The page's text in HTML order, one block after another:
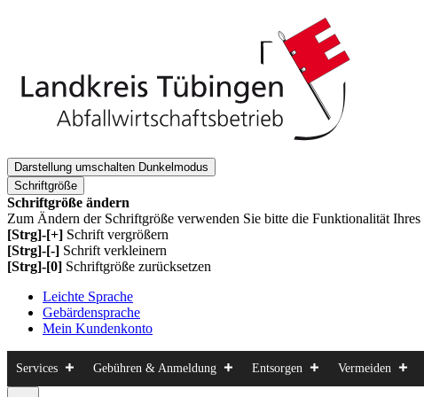
Darstellung umschalten Dunkelmodus
Schriftgröße
Schriftgröße ändern
Zum Ändern der Schriftgröße verwenden Sie bitte die Funktionalität
[Strg]-[+] Schrift vergrößern
[Strg]-[-] Schrift verkleinern
[Strg]-[0] Schriftgröße zurücksetzen
Leichte Sprache
Gebärdensprache
Mein Kundenkonto
Services Gebühren & Anmeldung Entsorgen Vermeiden